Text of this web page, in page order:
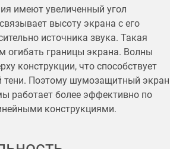
имеют увеличенный угол
высоту экрана с его
источника звука. Такая
огибать границы экрана. Волны
конструкции, что способствует
тени. Поэтому шумозащитный экран
работает более эффективно по
конструкциями.